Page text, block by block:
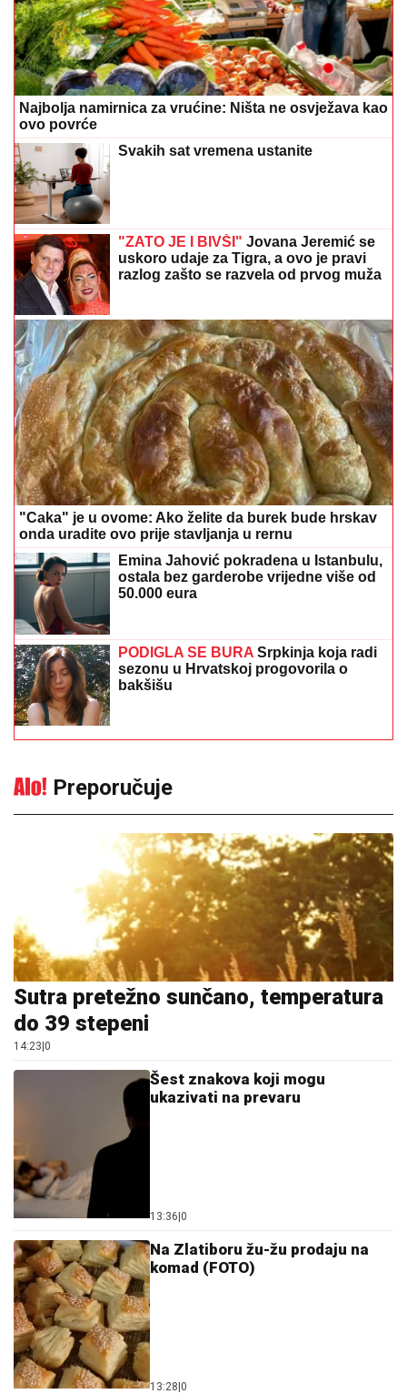
Najbolja namirnica za vrućine: Ništa ne osvježava kao
ovo povrće
Svakih sat vremena ustanite
"ZATO JE I BIVŠI" Jovana Jeremić se
uskoro udaje za Tigra, a ovo je pravi
razlog zašto se razvela od prvog muža
"Caka" je u ovome: Ako želite da burek bude hrskav
onda uradite ovo prije stavljanja u rernu
Emina Jahović pokradena u Istanbulu,
ostala bez garderobe vrijedne više od
50.000 eura
PODIGLA SE BURA Srpkinja koja radi
sezonu u Hrvatskoj progovorila o
bakšišu
Preporučuje
Sutra pretežno sunčano, temperatura
do 39 stepeni
14:23|0
Šest znakova koji mogu
ukazivati na prevaru
13:36|0
Na Zlatiboru žu-žu prodaju na
komad (FOTO)
13:28|0